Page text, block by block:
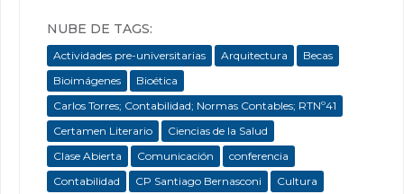
NUBE DE TAGS:
Actividades pre-universitarias Arquitectura
Becas
Bioimágenes
Bioética
Carlos Torres; Contabilidad; Normas Contables; RTNº41
Certamen Literario
Ciencias de la Salud
Clase Abierta
Comunicación
conferencia
Contabilidad
CP Santiago Bernasconi
Cultura